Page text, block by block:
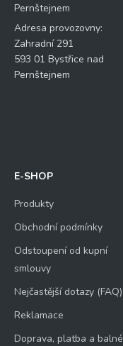
Pernštejnem
Adresa provozovny:
Zahradní 291
593 01 Bystřice nad
Pernštejnem
E-SHOP
Produkty
Obchodní podmínky
Odstoupení od kupní
smlouvy
Nejčastější dotazy (FAQ)
Reklamace
Doprava, platba a balné